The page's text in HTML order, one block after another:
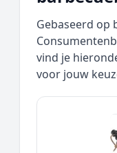
Gebaseerd op
vind je
voor jouw